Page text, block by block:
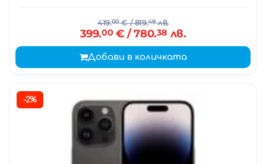
419.00€/ 819.49лв.
399.00€ / 780.38 лв.
Добави в количката
-2%